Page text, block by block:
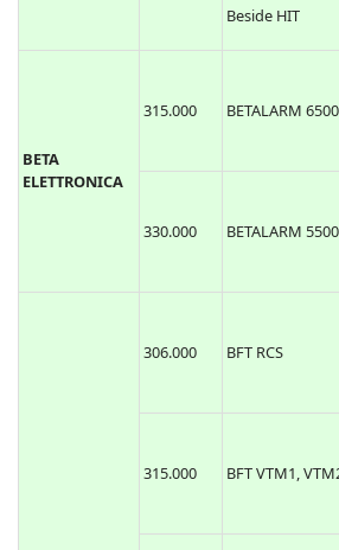
Beside HIT
BETA
ELETTRONICA
315.000 BETALARM 6500
330.000 BETALARM 5500
306.000 BFT RCS
315.000 BFT VTM1,